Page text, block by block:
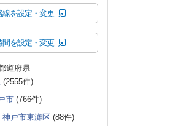
線を設定・変更
間を設定・変更
道府県
(2555件)
市 (766件)
神戸市東灘区 (88件)